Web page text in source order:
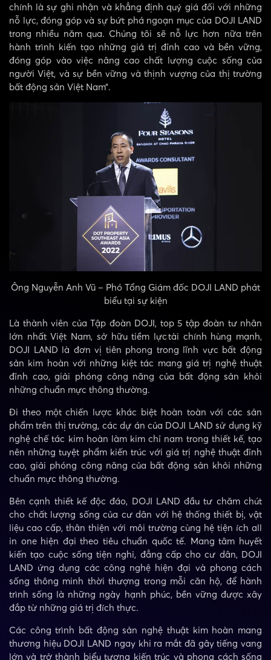
chính là sự ghi nhận và khẳng định quý giá đối với những
nỗ lực, đóng góp và sự bứt phá ngoạn mục của DOJI LAND
trong nhiều năm qua. Chúng tôi sẽ nỗ lực hơn nữa trên
hành trình kiến tạo những giá trị đỉnh cao và bền vững,
đóng góp vào việc nâng cao chất lượng cuộc sống của
người Việt, và sự bền vững và thịnh vượng của thị trường
bất động sản Việt Nam”.
Ông Nguyễn Anh Vũ – Phó Tổng Giám đốc DOJI LAND phát
biểu tại sự kiện
Là thành viên của Tập đoàn DOJI, top 5 tập đoàn tư nhân
lớn nhất Việt Nam, sở hữu tiềm lực tài chính hùng mạnh,
DOJI LAND là đơn vị tiên phong trong lĩnh vực bất động
sản kim hoàn với những kiệt tác mang giá trị nghệ thuật
đỉnh cao, giải phóng công năng của bất động sản khỏi
những chuẩn mực thông thường.
Đi theo một chiến lược khác biệt hoàn toàn với các sản
phẩm trên thị trường, các dự án của DOJI LAND sử dụng kỹ
nghệ chế tác kim hoàn làm kim chỉ nam trong thiết kế, tạo
nên những tuyệt phẩm kiến trúc với giá trị nghệ thuật đỉnh
cao, giải phóng công năng của bất động sản khỏi những
chuẩn mực thông thường.
Bên cạnh thiết kế độc đáo, DOJI LAND đầu tư chăm chút
cho chất lượng sống của cư dân với hệ thống thiết bị, vật
liệu cao cấp, thân thiện với môi trường cùng hệ tiện ích all
in one hiện đại theo tiêu chuẩn quốc tế. Mang tâm huyết
kiến tạo cuộc sống tiện nghi, đẳng cấp cho cư dân, DOJI
LAND ứng dụng các công nghệ hiện đại và phong cách
sống thông minh thời thượng trong mỗi căn hộ, để hành
trình sống là những ngày hạnh phúc, bền vững được xây
đắp từ những giá trị đích thực.
Các công trình bất động sản nghệ thuật kim hoàn mang
thương hiệu DOJI LAND ngay khi ra mắt đã gây tiếng vang
lớn và trở thành biểu tượng kiến trúc và phong cách sống